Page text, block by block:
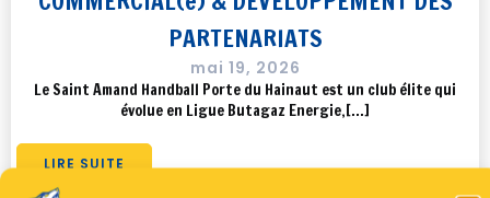
PARTENARIATS
mai 19, 2026
Le Saint Amand Handball Porte du Hainaut est un club élite qui
évolue en Ligue Butagaz Energie,[…]
LIRE SUITE